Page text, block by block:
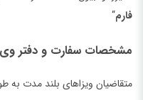
فارم“
مشخصات سفارت و دفتر
متقاضیان ویزاهای بلند مدت به